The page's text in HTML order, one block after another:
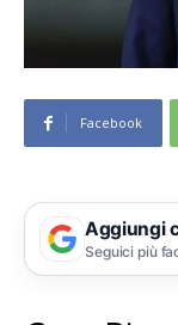
Facebook
Aggiungi
Seguici più